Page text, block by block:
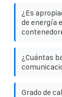
¿Es
de energía
¿Cuántas
Grado de